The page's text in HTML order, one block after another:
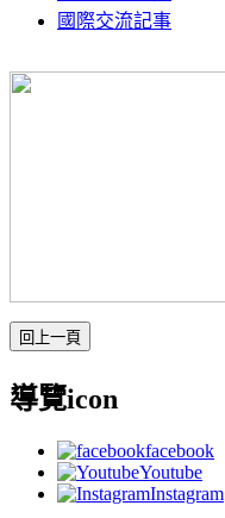
國際交流記事
導覽icon
facebook
Youtube
Instagram